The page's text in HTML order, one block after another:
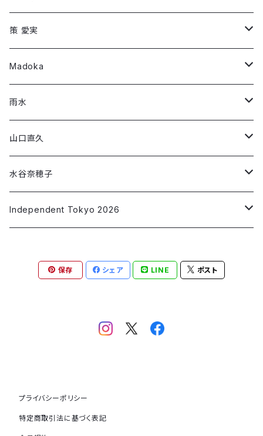
「294307500」
「Montage 」
第1弾コラボ
「ROW」
「DIG」
第2弾コラボ
「RIF」
「THREE/SEED」
第3弾コラボ
「RIF」
「SLIDER」
Long Sleeve T-shirt
第1弾コラボ
「Night face」
「午前0時に会いにいく」
第2弾コラボ
「#フラットランド」
「make up」
第3段コラボ
「移ろいゆくⅠ～Ⅵ」
「非常口」
Short Sleeve T-shirt
Long Sleeve T-shirt
第1弾コラボ
「朱 syu」
「藍 ai」
策 愛実
Long Sleeve T-shirt
Short Sleeve T-shirt
第1弾コラボ
「Jewel」
「Alone time」
第2弾コラボ
「青の星2/波を集める」
Madoka
Long Sleeve T-shirt
Short Sleeve T-shirt
第1弾コラボ
「Chocolate」
「Dancing Colors」
第2弾コラボ
「Summer Vibes」
雨水
Short Sleeve T-shirt
Long Sleeve T-shirt
第1弾コラボ
山口直久
Short Sleeve T-shirt
Long Sleeve T-shirt
「なずきを解く 20250621」
水谷奈穂子
Short Sleeve T-shirt
第1弾コラボ
Independent Tokyo 2026
安部 正兼
絵師白道
保存 シェア LINE ポスト
プライバシーポリシー
特定商取引法に基づく表記